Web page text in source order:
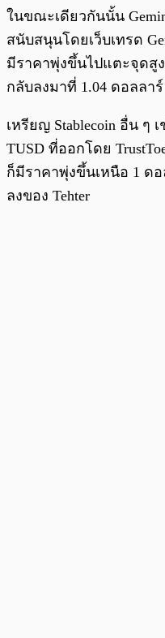
ในขณะเดียวกันนั้น
สนับสนุนโดยเว็บเทรด
มีราคาพุ่งขึ้นไปแตะจุดสู
กลับลงมาที่ 1.04 ดอลลาร์
เหรียญ Stablecoin อื่น ๆ
TUSD ที่ออกโดย
ก็มีราคาพุ่งขึ้นเหนือ 1 ด
ลงของ Tehter